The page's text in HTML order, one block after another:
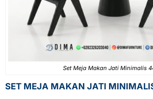
Set Meja Makan Jati Minimalis
SET MEJA MAKAN JATI